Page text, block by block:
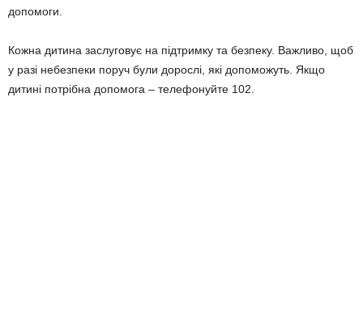
допомоги.
Кожна дитина заслуговує на підтримку та безпеку. Важливо, щоб
у разі небезпеки поруч були дорослі, які допоможуть. Якщо
дитині потрібна допомога – телефонуйте 102.